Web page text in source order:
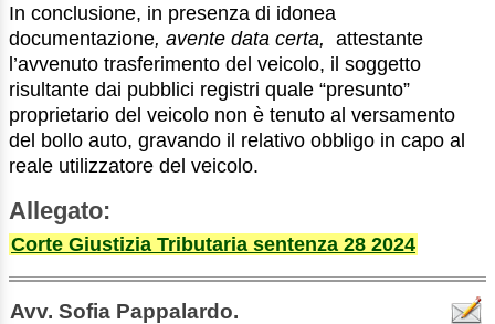
In conclusione, in presenza di idonea
documentazione, avente data certa, attestante
l’avvenuto trasferimento del veicolo, il soggetto
risultante dai pubblici registri quale “presunto”
proprietario del veicolo non è tenuto al versamento
del bollo auto, gravando il relativo obbligo in capo al
reale utilizzatore del veicolo.
Allegato:
Corte Giustizia Tributaria sentenza 28 2024
Avv. Sofia Pappalardo.